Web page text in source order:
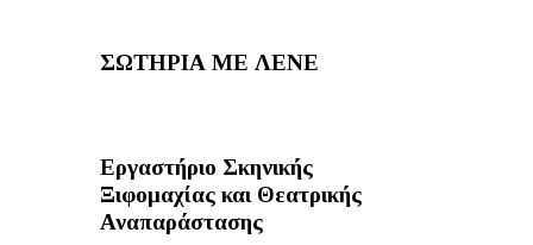
ΣΩΤΗΡΙΑ ΜΕ ΛΕΝΕ
Εργαστήριο Σκηνικής
Ξιφομαχίας και Θεατρικής
Αναπαράστασης